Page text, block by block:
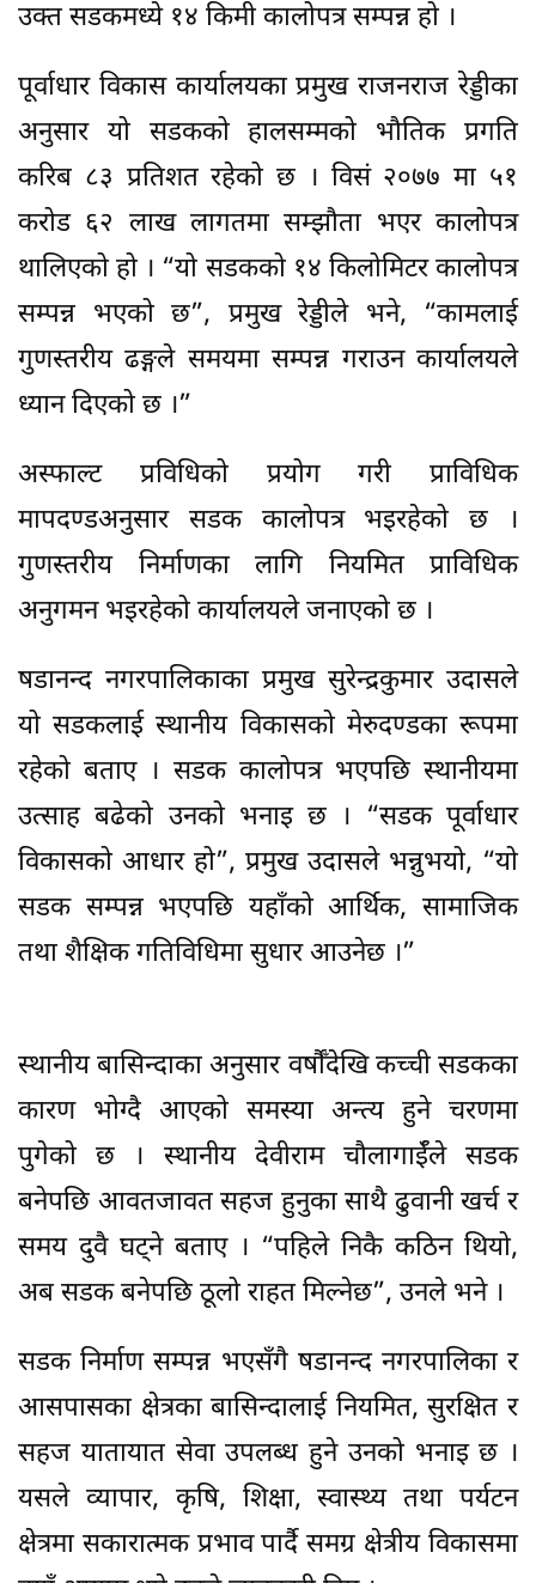
उक्त सडकमध्ये १४ किमी कालोपत्र सम्पन्न हो ।
पूर्वाधार विकास कार्यालयका प्रमुख राजनराज रेड्डीका
अनुसार यो सडकको हालसम्मको भौतिक प्रगति
करिब ८३ प्रतिशत रहेको छ । विसं २०७७ मा ५१
करोड ६२ लाख लागतमा सम्झौता भएर कालोपत्र
थालिएको हो । “यो सडकको १४ किलोमिटर कालोपत्र
सम्पन्न भएको छ”, प्रमुख रेड्डीले भने, “कामलाई
गुणस्तरीय ढङ्गले समयमा सम्पन्न गराउन कार्यालयले
ध्यान दिएको छ ।”
अस्फाल्ट प्रविधिको प्रयोग गरी प्राविधिक
मापदण्डअनुसार सडक कालोपत्र भइरहेको छ ।
गुणस्तरीय निर्माणका लागि नियमित प्राविधिक
अनुगमन भइरहेको कार्यालयले जनाएको छ ।
षडानन्द नगरपालिकाका प्रमुख सुरेन्द्रकुमार उदासले
यो सडकलाई स्थानीय विकासको मेरुदण्डका रूपमा
रहेको बताए । सडक कालोपत्र भएपछि स्थानीयमा
उत्साह बढेको उनको भनाइ छ । “सडक पूर्वाधार
विकासको आधार हो”, प्रमुख उदासले भन्नुभयो, “यो
सडक सम्पन्न भएपछि यहाँको आर्थिक, सामाजिक
तथा शैक्षिक गतिविधिमा सुधार आउनेछ ।”
स्थानीय बासिन्दाका अनुसार वर्षौँदेखि कच्ची सडकका
कारण भोग्दै आएको समस्या अन्त्य हुने चरणमा
पुगेको छ । स्थानीय देवीराम चौलागाईँले सडक
बनेपछि आवतजावत सहज हुनुका साथै ढुवानी खर्च र
समय दुवै घट्ने बताए । “पहिले निकै कठिन थियो,
अब सडक बनेपछि ठूलो राहत मिल्नेछ”, उनले भने ।
सडक निर्माण सम्पन्न भएसँगै षडानन्द नगरपालिका र
आसपासका क्षेत्रका बासिन्दालाई नियमित, सुरक्षित र
सहज यातायात सेवा उपलब्ध हुने उनको भनाइ छ ।
यसले व्यापार, कृषि, शिक्षा, स्वास्थ्य तथा पर्यटन
क्षेत्रमा सकारात्मक प्रभाव पार्दै समग्र क्षेत्रीय विकासमा